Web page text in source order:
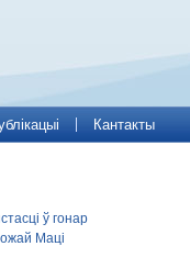
Кантакты
ў гонар
Маці